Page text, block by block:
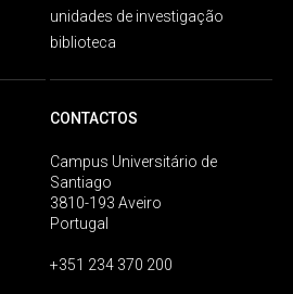
unidades de investigação
biblioteca
CONTACTOS
Campus Universitário de
Santiago
3810-193 Aveiro
Portugal
+351 234 370 200